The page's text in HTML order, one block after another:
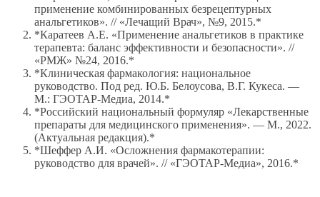
применение комбинированных безрецептурных
анальгетиков». // «Лечащий Врач», №9, 2015.*
*Каратеев А.Е. «Применение анальгетиков в практике
терапевта: баланс эффективности и безопасности». //
«РМЖ» №24, 2016.*
*Клиническая фармакология: национальное
руководство. Под ред. Ю.Б. Белоусова, В.Г. Кукеса. —
М.: ГЭОТАР-Медиа, 2014.*
*Российский национальный формуляр «Лекарственные
препараты для медицинского применения». — М., 2022.
(Актуальная редакция).*
*Шеффер А.И. «Осложнения фармакотерапии:
руководство для врачей». // «ГЭОТАР-Медиа», 2016.*